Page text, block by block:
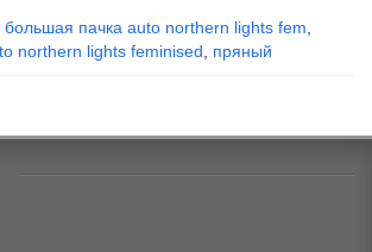
большая пачка auto northern lights fem
northern lights feminised
пряный